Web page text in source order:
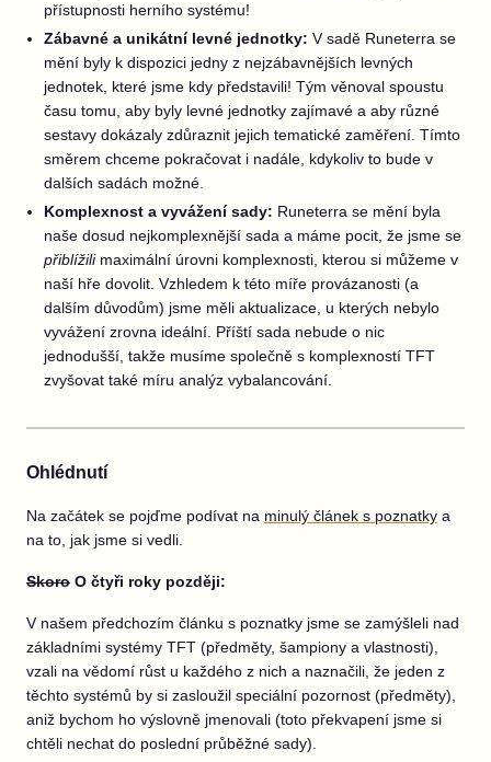
přístupnosti herního systému!
Zábavné a unikátní levné jednotky: V sadě Runeterra se
mění byly k dispozici jedny z nejzábavnějších levných
jednotek, které jsme kdy představili! Tým věnoval spoustu
času tomu, aby byly levné jednotky zajímavé a aby různé
sestavy dokázaly zdůraznit jejich tematické zaměření. Tímto
směrem chceme pokračovat i nadále, kdykoliv to bude v
dalších sadách možné.
Komplexnost a vyvážení sady: Runeterra se mění byla
naše dosud nejkomplexnější sada a máme pocit, že jsme se
přiblížili maximální úrovni komplexnosti, kterou si můžeme v
naší hře dovolit. Vzhledem k této míře provázanosti (a
dalším důvodům) jsme měli aktualizace, u kterých nebylo
vyvážení zrovna ideální. Příští sada nebude o nic
jednodušší, takže musíme společně s komplexností TFT
zvyšovat také míru analýz vybalancování.
Ohlédnutí
Na začátek se pojďme podívat na minulý článek s poznatky a
na to, jak jsme si vedli.
Skoro O čtyři roky později:
V našem předchozím článku s poznatky jsme se zamýšleli nad
základními systémy TFT (předměty, šampiony a vlastnosti),
vzali na vědomí růst u každého z nich a naznačili, že jeden z
těchto systémů by si zasloužil speciální pozornost (předměty),
aniž bychom ho výslovně jmenovali (toto překvapení jsme si
chtěli nechat do poslední průběžné sady).